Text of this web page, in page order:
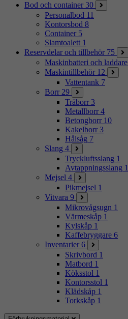
Bod och container 30
Personalbod 11
Kontorsbod 8
Container 5
Slamtoalett 1
Reservdelar och tillbehör 75
Maskinbatteri och laddare
Maskintillbehör 12
Vattentank 7
Borr 29
Träborr 3
Metallborr 4
Betongborr 10
Kakelborr 3
Hålsåg 7
Slang 4
Tryckluftsslang 1
Avtappningsslang 1
Mejsel 4
Pikmejsel 1
Vitvara 9
Mikrovågsugn 1
Värmeskåp 1
Kylskåp 1
Kaffebryggare 6
Inventarier 6
Skrivbord 1
Matbord 1
Köksstol 1
Kontorsstol 1
Klädskåp 1
Torkskåp 1